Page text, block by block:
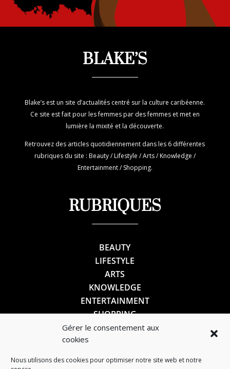
Gérer le consentement aux
cookies
Nous utilisons des cookies pour optimiser notre site web et notre
BLAKE’S
Blake’s est un site d’actualités centré sur la culture caribéenne.
Ce site est fait pour les femmes par des femmes et met en
lumière la mixité et la découverte.
Retrouvez des articles quotidiennement dans les 6 différentes
rubriques du site : Beauty / Lifestyle / Arts / Knowledge /
Entertainment / Shopping.
RUBRIQUES
BEAUTY
LIFESTYLE
ARTS
KNOWLEDGE
ENTERTAINMENT
SHOPPING
SUIVEZ-NOUS